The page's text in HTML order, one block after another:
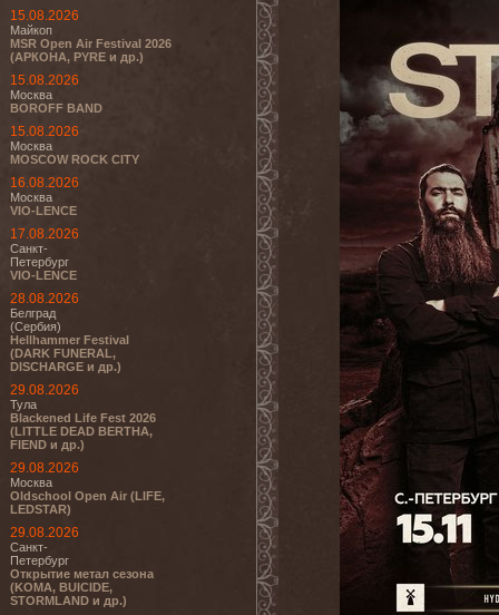
15.08.2026
Майкоп
MSR Open Air Festival 2026
(АРКОНА, PYRE и др.)
15.08.2026
Москва
BOROFF BAND
15.08.2026
Москва
MOSCOW ROCK CITY
16.08.2026
Москва
VIO-LENCE
17.08.2026
Санкт-
Петербург
VIO-LENCE
28.08.2026
Белград
(Сербия)
Hellhammer Festival
(DARK FUNERAL,
DISCHARGE и др.)
29.08.2026
Тула
Blackened Life Fest 2026
(LITTLE DEAD BERTHA,
FIEND и др.)
29.08.2026
Москва
Oldschool Open Air (LIFE,
LEDSTAR)
29.08.2026
Санкт-
Петербург
Открытие метал сезона
(KOMA, BUICIDE,
STORMLAND и др.)